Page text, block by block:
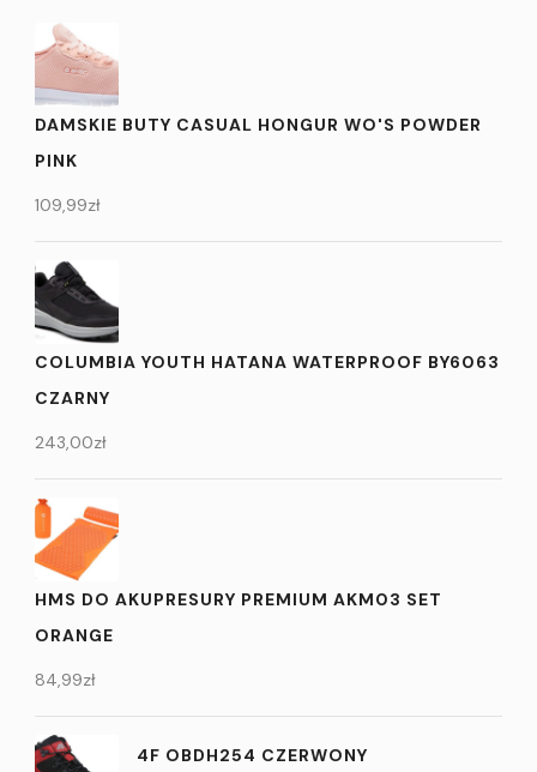
DAMSKIE BUTY CASUAL HONGUR WO'S POWDER
PINK
109,99zł
COLUMBIA YOUTH HATANA WATERPROOF BY6063
CZARNY
243,00zł
HMS DO AKUPRESURY PREMIUM AKM03 SET
ORANGE
84,99zł
4F OBDH254 CZERWONY